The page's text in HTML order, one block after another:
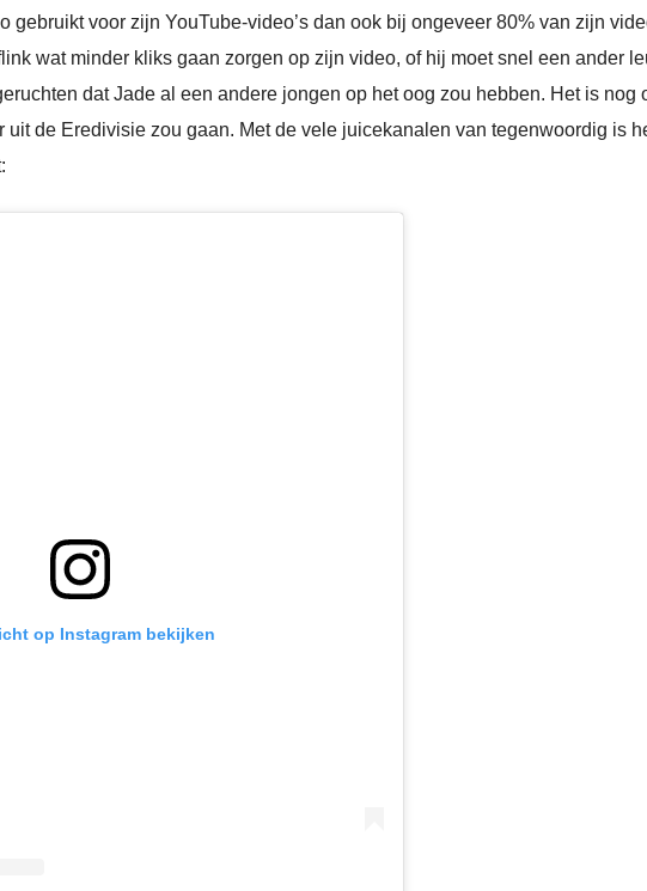
gebruikt voor zijn YouTube-video’s dan ook bij ongeveer 80% van zijn
wat minder kliks gaan zorgen op zijn video, of hij moet snel een ander
dat Jade al een andere jongen op het oog zou hebben. Het is nog
uit de Eredivisie zou gaan. Met de vele juicekanalen van tegenwoordig is
op Instagram bekijken